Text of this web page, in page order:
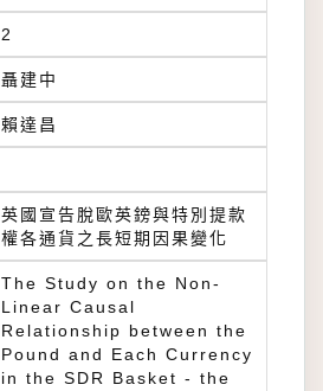
2
聶建中
賴達昌
英國宣告脫歐英鎊與特別提款
權各通貨之長短期因果變化
The Study on the Non-
Linear Causal
Relationship between the
Pound and Each Currency
in the SDR Basket - the